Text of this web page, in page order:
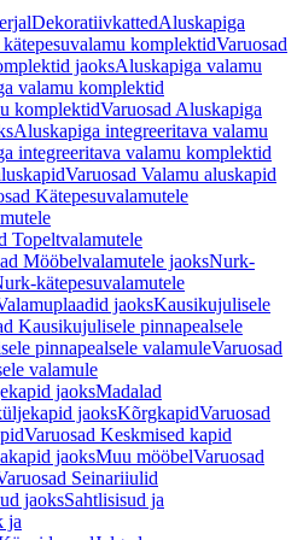
DekoratiivkattedAluskapiga
komplektidVaruosad
jaoksAluskapiga valamu
valamu komplektid
komplektidVaruosad Aluskapiga
Aluskapiga integreeritava valamu
integreeritava valamu komplektid
Varuosad Valamu aluskapid
Kätepesuvalamutele
Topeltvalamutele
Mööbelvalamutele jaoksNurk-
kätepesuvalamutele
jaoksKausikujulisele
Kausikujulisele pinnapealsele
pinnapealsele valamuleVaruosad
valamule
jaoksMadalad
jaoksKõrgkapidVaruosad
Varuosad Keskmised kapid
jaoksMuu mööbelVaruosad
Seinariiulid
jaoksSahtlisisud ja
ja